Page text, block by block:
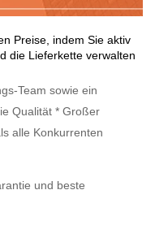
Preise, indem Sie aktiv
die Lieferkette verwalten
Team sowie ein
Qualität * Großer
alle Konkurrenten
und beste